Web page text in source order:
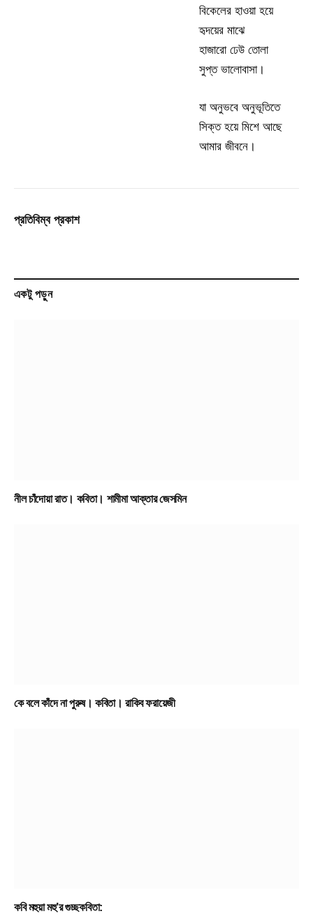
বিকেলের হাওয়া হয়ে
হৃদয়ের মাঝে
হাজারো ঢেউ তোলা
সুপ্ত ভালোবাসা।
যা অনুভবে অনুভূতিতে
সিক্ত হয়ে মিশে আছে
আমার জীবনে।
প্রতিবিম্ব প্রকাশ
একটু পড়ুন
নীল চাঁদোয়া রাত। কবিতা। শামীমা আক্তার জেসমিন
কে বলে কাঁদে না পুরুষ। কবিতা। রাকিব ফরায়েজী
কবি মহুয়া মহু’র গুচ্ছকবিতা: